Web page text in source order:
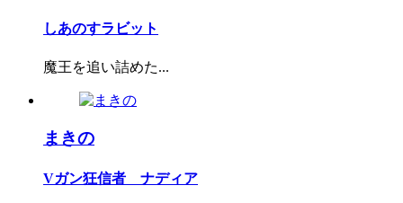
しあのすラビット
魔王を追い詰めた...
まきの
Vガン狂信者 ナディア